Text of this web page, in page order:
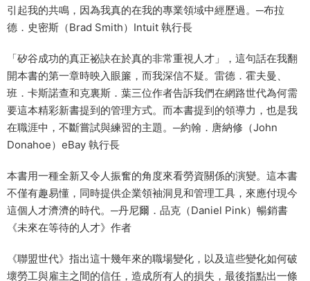
引起我的共鳴，因為我真的在我的專業領域中經歷過。─布拉
德．史密斯（Brad Smith）Intuit 執行長
「矽谷成功的真正祕訣在於真的非常重視人才」，這句話在我翻
開本書的第一章時映入眼簾，而我深信不疑。雷德．霍夫曼、
班．卡斯諾查和克裏斯．葉三位作者告訴我們在網路世代為何需
要這本精彩新書提到的管理方式。而本書提到的領導力，也是我
在職涯中，不斷嘗試與練習的主題。─約翰．唐納修（John
Donahoe）eBay 執行長
本書用一種全新又令人振奮的角度來看勞資關係的演變。這本書
不僅有趣易懂，同時提供企業領袖洞見和管理工具，來應付現今
這個人才濟濟的時代。─丹尼爾．品克（Daniel Pink）暢銷書
《未來在等待的人才》作者
《聯盟世代》指出這十幾年來的職場變化，以及這些變化如何破
壞勞工與雇主之間的信任，造成所有人的損失，最後指點出一條